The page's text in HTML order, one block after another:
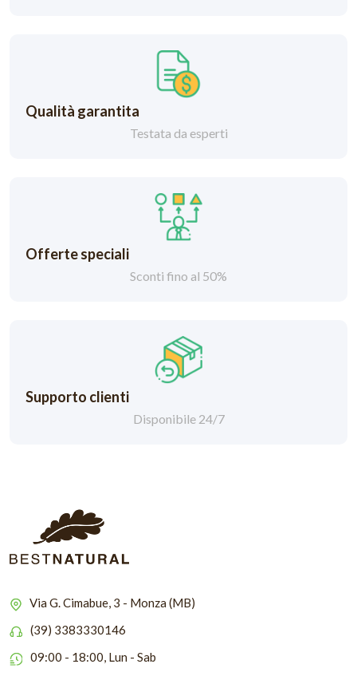
Qualità garantita
Testata da esperti
Offerte speciali
Sconti fino al 50%
Supporto clienti
Disponibile 24/7
Via G. Cimabue, 3 - Monza (MB)
(39) 3383330146
09:00 - 18:00, Lun - Sab